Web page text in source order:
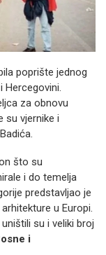
poprište jednog
Hercegovini.
za obnovu
su vjernike i
što su
i do temelja
predstavljao je
u Europi.
su i veliki broj
i